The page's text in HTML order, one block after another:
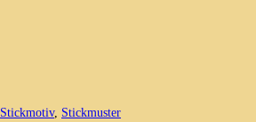
Stickmotiv, Stickmuster